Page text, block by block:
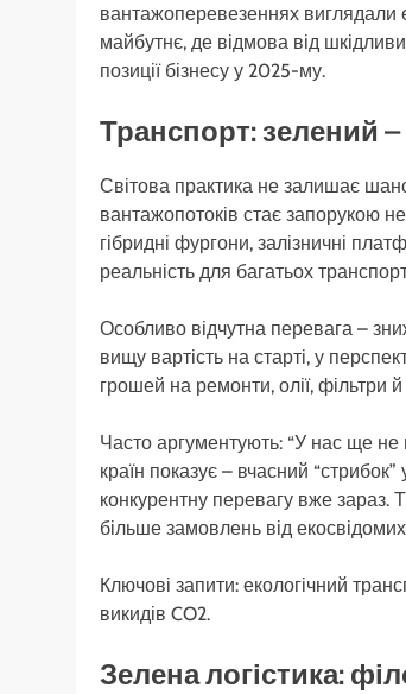
вантажоперевезеннях виглядали
майбутнє, де відмова від
позиції бізнесу у 2025-му.
Транспорт: зелений
Світова практика не залишає
вантажопотоків стає запорукою
гібридні фургони, залізничні
реальність для багатьох
Особливо відчутна перевага –
вищу вартість на старті, у
грошей на ремонти, олії, фільтри
Часто аргументують: “У нас ще не
країн показує – вчасний
конкурентну перевагу вже зараз.
більше замовлень від
Ключові запити: екологічний
викидів CO2.
Зелена логістика: